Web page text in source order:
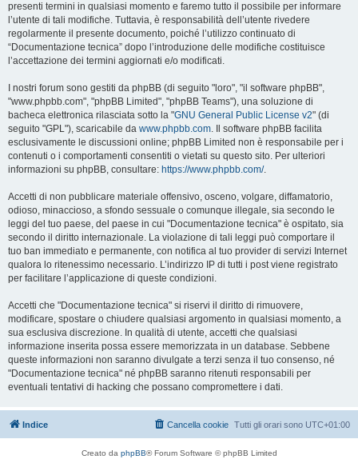
presenti termini in qualsiasi momento e faremo tutto il possibile per informare
l’utente di tali modifiche. Tuttavia, è responsabilità dell’utente rivedere
regolarmente il presente documento, poiché l’utilizzo continuato di
“Documentazione tecnica” dopo l’introduzione delle modifiche costituisce
l’accettazione dei termini aggiornati e/o modificati.
I nostri forum sono gestiti da phpBB (di seguito "loro", "il software phpBB",
"www.phpbb.com", "phpBB Limited", "phpBB Teams"), una soluzione di
bacheca elettronica rilasciata sotto la "GNU General Public License v2" (di
seguito "GPL"), scaricabile da www.phpbb.com. Il software phpBB facilita
esclusivamente le discussioni online; phpBB Limited non è responsabile per i
contenuti o i comportamenti consentiti o vietati su questo sito. Per ulteriori
informazioni su phpBB, consultare: https://www.phpbb.com/.
Accetti di non pubblicare materiale offensivo, osceno, volgare, diffamatorio,
odioso, minaccioso, a sfondo sessuale o comunque illegale, sia secondo le
leggi del tuo paese, del paese in cui "Documentazione tecnica" è ospitato, sia
secondo il diritto internazionale. La violazione di tali leggi può comportare il
tuo ban immediato e permanente, con notifica al tuo provider di servizi Internet
qualora lo ritenessimo necessario. L’indirizzo IP di tutti i post viene registrato
per facilitare l’applicazione di queste condizioni.
Accetti che "Documentazione tecnica" si riservi il diritto di rimuovere,
modificare, spostare o chiudere qualsiasi argomento in qualsiasi momento, a
sua esclusiva discrezione. In qualità di utente, accetti che qualsiasi
informazione inserita possa essere memorizzata in un database. Sebbene
queste informazioni non saranno divulgate a terzi senza il tuo consenso, né
"Documentazione tecnica" né phpBB saranno ritenuti responsabili per
eventuali tentativi di hacking che possano compromettere i dati.
Indice Tutti gli orari sono UTC+01:00
Cancella cookie
Creato da phpBB® Forum Software © phpBB Limited